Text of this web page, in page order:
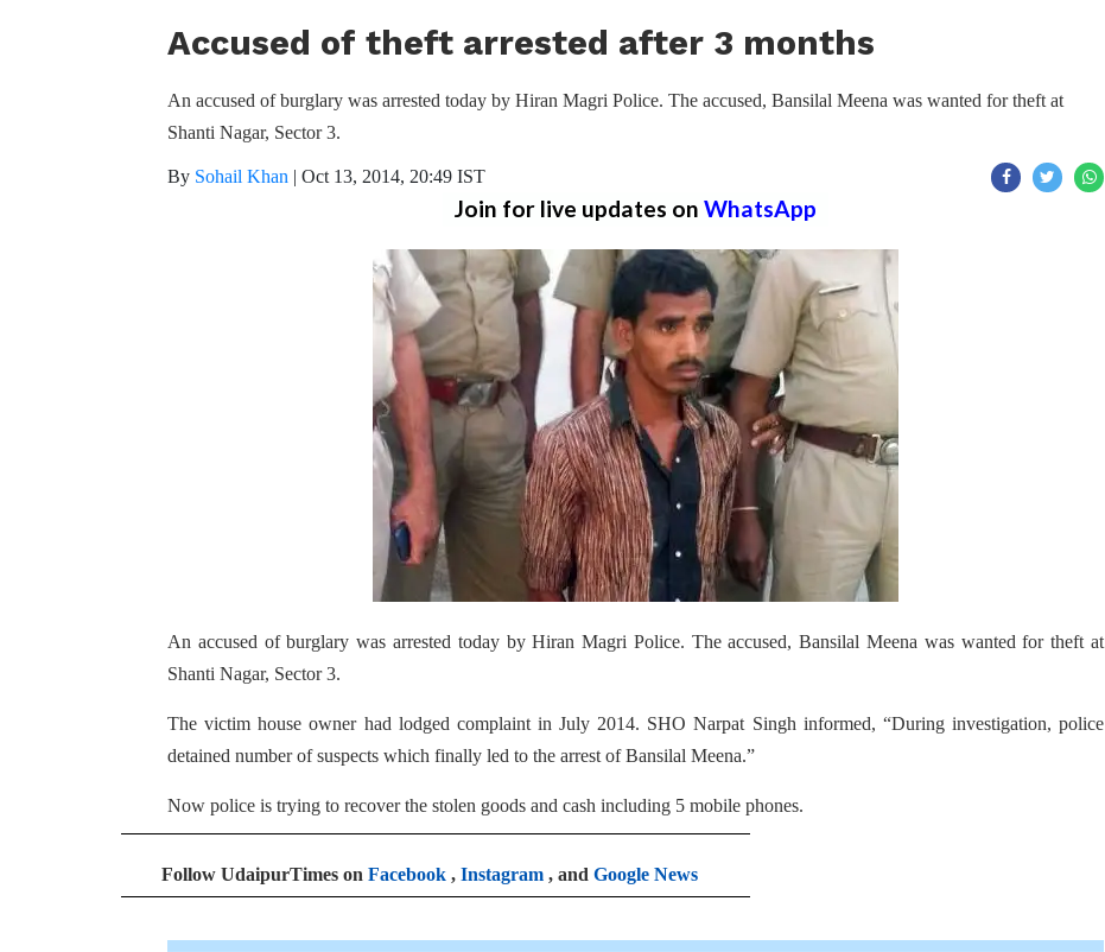
Accused of theft arrested after 3 months
An accused of burglary was arrested today by Hiran Magri Police. The accused, Bansilal Meena was wanted for theft at
Shanti Nagar, Sector 3.
By Sohail Khan | Oct 13, 2014, 20:49 IST
Join for live updates on WhatsApp
An accused of burglary was arrested today by Hiran Magri Police. The accused, Bansilal Meena was wanted for theft at
Shanti Nagar, Sector 3.
The victim house owner had lodged complaint in July 2014. SHO Narpat Singh informed, “During investigation, police
detained number of suspects which finally led to the arrest of Bansilal Meena.”
Now police is trying to recover the stolen goods and cash including 5 mobile phones.
Follow UdaipurTimes on Facebook , Instagram , and Google News